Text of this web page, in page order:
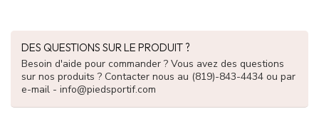
DES QUESTIONS SUR LE PRODUIT ?
Besoin d'aide pour commander ? Vous avez des questions
sur nos produits ? Contacter nous au (819)-843-4434 ou par
e-mail - info@piedsportif.com